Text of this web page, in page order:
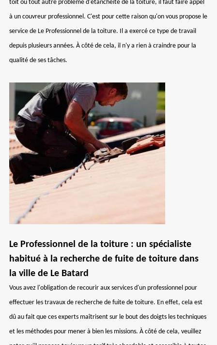
toit ou tout autre problème d'étanchéité de la toiture, il faut faire appel
à un couvreur professionnel. C'est pour cette raison qu'on vous propose le
service de Le Professionnel de la toiture. Il a exercé ce type de travail
depuis plusieurs années. À côté de cela, il n'y a rien à craindre pour la
qualité de ses tâches.
Le Professionnel de la toiture : un spécialiste
habitué à la recherche de fuite de toiture dans
la ville de Le Batard
Vous avez l'obligation de recourir aux services d'un professionnel pour
effectuer les travaux de recherche de fuite de toiture. En effet, cela est
dû au fait que ces experts maîtrisent sur le bout des doigts les techniques
et les méthodes pour mener à bien les missions. À côté de cela, veuillez